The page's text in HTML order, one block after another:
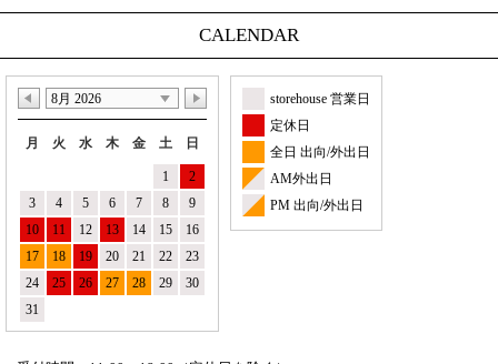
CALENDAR
8月 2026
月 火 水 木 金 土 日
1
2
3
4 5 6 7 8
9
10
11 12 13 14 15
16
17
18 19 20 21 22
23
24
25 26 27 28 29
30
31
storehouse 営業日
定休日
全日 出向/外出日
AM外出日
PM 出向/外出日